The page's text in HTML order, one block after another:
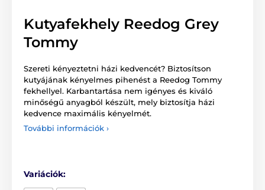
Kutyafekhely Reedog Grey
Tommy
Szereti kényeztetni házi kedvencét? Biztosítson
kutyájának kényelmes pihenést a Reedog Tommy
fekhellyel. Karbantartása nem igényes és kiváló
minőségű anyagból készült, mely biztosítja házi
kedvence maximális kényelmét.
További információk ›
Variációk: